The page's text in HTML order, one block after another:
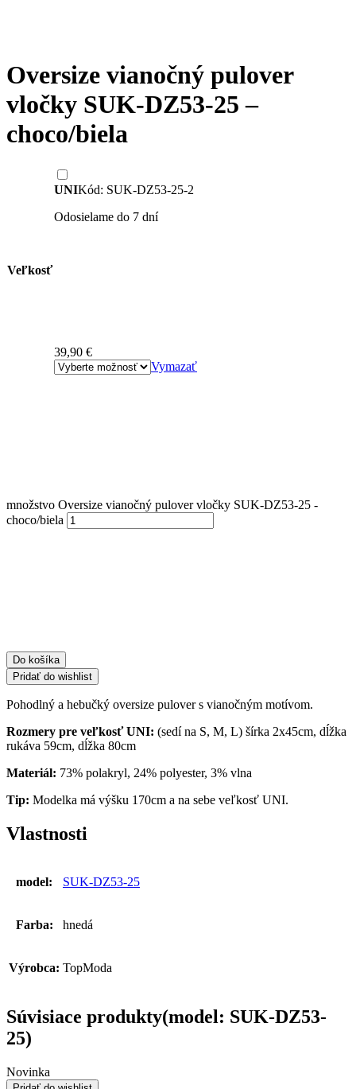
Oversize vianočný pulover
vločky SUK-DZ53-25 –
choco/biela
Veľkosť
UNIKód: SUK-DZ53-25-2
Odosielame do 7 dní
39,90 €
Vymazať
množstvo Oversize vianočný pulover vločky SUK-DZ53-25 -
choco/biela
Do košíka
Pridať do wishlist
Pohodlný a hebučký oversize pulover s vianočným motívom.
Rozmery pre veľkosť UNI: (sedí na S, M, L) šírka 2x45cm, dĺžka
rukáva 59cm, dĺžka 80cm
Materiál: 73% polakryl, 24% polyester, 3% vlna
Tip: Modelka má výšku 170cm a na sebe veľkosť UNI.
Vlastnosti
model: SUK-DZ53-25
Farba: hnedá
Výrobca: TopModa
Súvisiace produkty(model: SUK-DZ53-
25)
Novinka